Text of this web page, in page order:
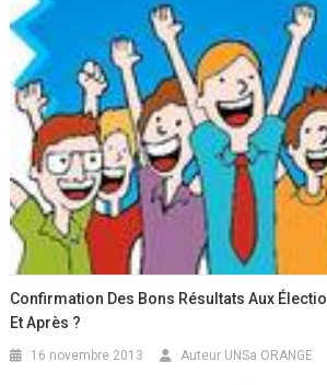
Confirmation Des Bons Résultats Aux
Et Après ?
16 novembre 2013 Auteur UNSa ORANGE